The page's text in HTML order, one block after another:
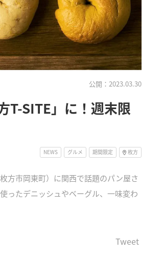
公開：2023.03.30
T-SITE」に！週末限
NEWS グルメ 期間限定 枚方
方市岡東町）に関西で話題のパン屋さ
ったデニッシュやベーグル、一味変わ
Tweet